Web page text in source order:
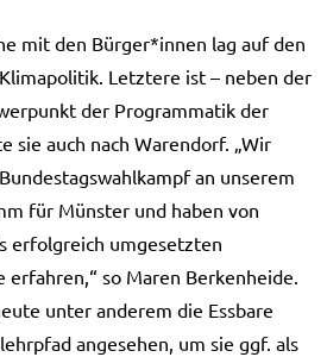
mit den Bürger*innen lag auf den
Letztere ist – neben der
der Programmatik der
sie auch nach Warendorf. „Wir
an unserem
für Münster und haben von
erfolgreich umgesetzten
so Maren Berkenheide.
unter anderem die Essbare
angesehen, um sie ggf. als